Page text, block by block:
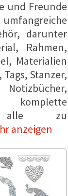
und Freunde
darunter
Rahmen,
Materialien
Stanzer,
alle zu
anzeigen